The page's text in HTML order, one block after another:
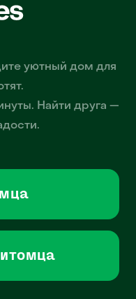
уютный дом для
Найти друга —